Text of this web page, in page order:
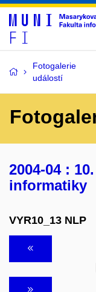
Fotogalerie
událostí
2004-04 :
informatiky
VYR10_13 NLP